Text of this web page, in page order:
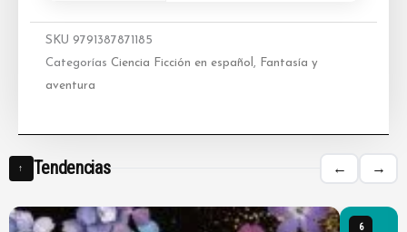
SKU 9791387871185
Categorías Ciencia Ficción en español ,
Fantasía y
aventura
↑ Tendencias ← →
6